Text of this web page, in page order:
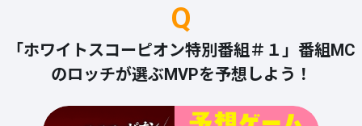
Q
「ホワイトスコーピオン特別番組＃１」番組MC
のロッチが選ぶMVPを予想しよう！